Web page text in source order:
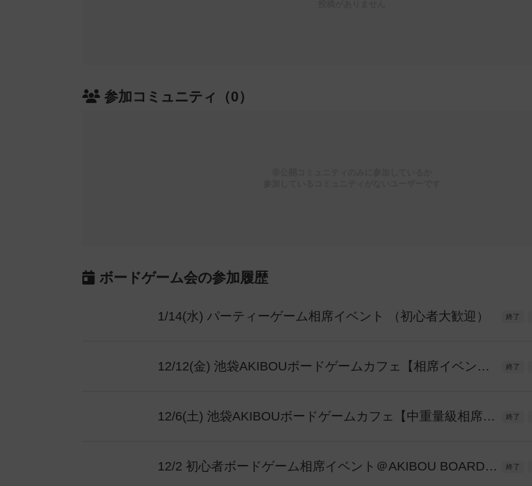
参加コミュニティ（0）
ボードゲーム会の参加履歴
1/14(水) パーティーゲーム相席イベント （初心者大歓迎） 終了
12/12(金) 池袋AKIBOUボードゲームカフェ【相席イベント】 [17:00〜22:00] 終了
12/6(土) 池袋AKIBOUボードゲームカフェ【中重量級相席イベント】 [13:00〜18:00] 終了
12/2 初心者ボードゲーム相席イベント＠AKIBOU BOARDGAME CAFE（池袋）18:00~ 終了